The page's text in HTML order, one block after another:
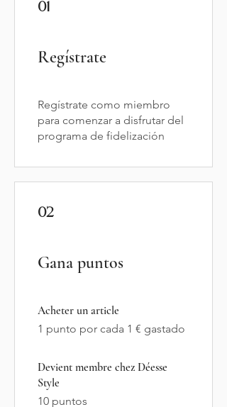
01
Regístrate
Regístrate como miembro
para comenzar a disfrutar del
programa de fidelización
02
Gana puntos
Acheter un article
1 punto por cada 1 € gastado
Devient membre chez Déesse
Style
10 puntos